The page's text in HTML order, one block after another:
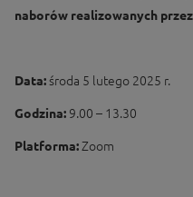
naborów realizowanych
Data:środa 5 lutego 2025 r.
Godzina: 9.00 – 13.30
Platforma: Zoom